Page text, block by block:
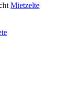
Mietzelte